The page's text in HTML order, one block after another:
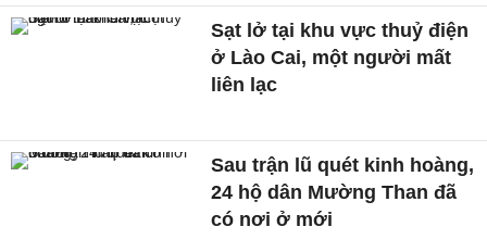
Sạt lở tại khu vực thuỷ điện
ở Lào Cai, một người mất
liên lạc
Sau trận lũ quét kinh hoàng,
24 hộ dân Mường Than đã
có nơi ở mới